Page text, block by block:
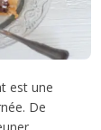
est une
De